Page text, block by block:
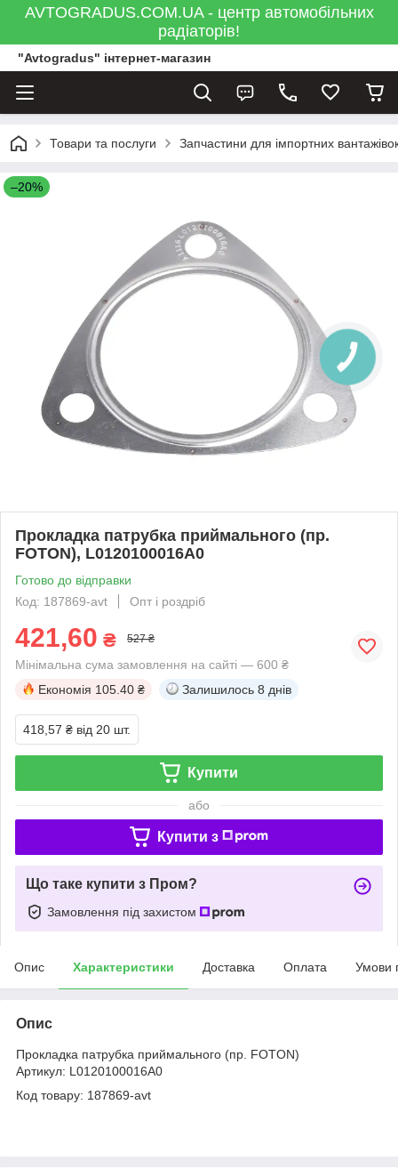
AVTOGRADUS.COM.UA - центр автомобільних
радіаторів!
"Avtogradus" інтернет-магазин
Товари та послуги Запчастини для імпортних
–20%
Прокладка патрубка приймального (пр.
FOTON), L0120100016A0
Готово до відправки
Код: 187869-avt
Опт і роздріб
421,60 ₴ 527 ₴
Мінімальна сума замовлення на сайті — 600 ₴
Економія 105.40 ₴ Залишилось 8 днів
418,57 ₴ від 20 шт.
Купити
або
Купити з
Що таке купити з Пром?
Замовлення під захистом
Опис Характеристики Доставка Оплата Умови
Опис
Прокладка патрубка приймального (пр. FOTON)
Артикул: L0120100016A0
Код товару: 187869-avt